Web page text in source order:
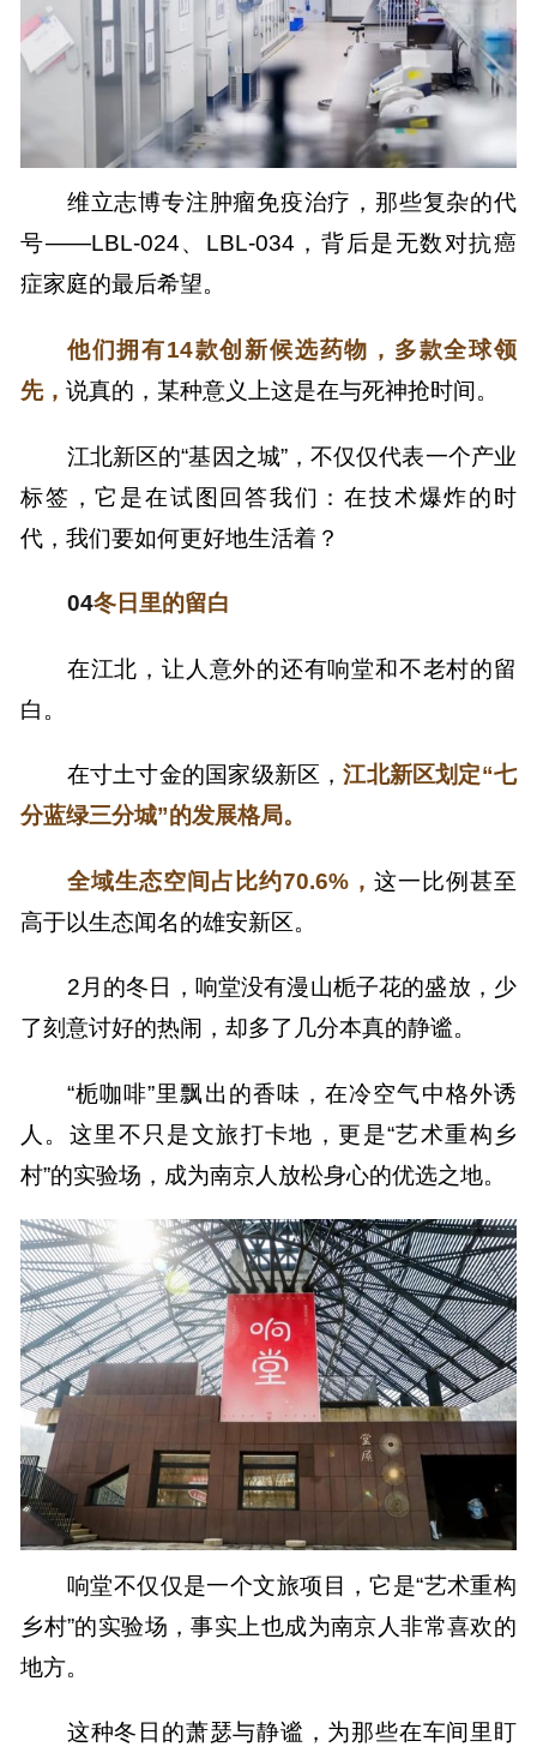
维立志博专注肿瘤免疫治疗，那些复杂的代
号——LBL-024、LBL-034，背后是无数对抗癌
症家庭的最后希望。
他们拥有14款创新候选药物，多款全球领
先，说真的，某种意义上这是在与死神抢时间。
江北新区的“基因之城”，不仅仅代表一个产业
标签，它是在试图回答我们：在技术爆炸的时
代，我们要如何更好地生活着？
04冬日里的留白
在江北，让人意外的还有响堂和不老村的留
白。
在寸土寸金的国家级新区，江北新区划定“七
分蓝绿三分城”的发展格局。
全域生态空间占比约70.6%， 这一比例甚至
高于以生态闻名的雄安新区。
2月的冬日，响堂没有漫山栀子花的盛放，少
了刻意讨好的热闹，却多了几分本真的静谧。
“栀咖啡”里飘出的香味，在冷空气中格外诱
人。这里不只是文旅打卡地，更是“艺术重构乡
村”的实验场，成为南京人放松身心的优选之地。
响堂不仅仅是一个文旅项目，它是“艺术重构
乡村”的实验场，事实上也成为南京人非常喜欢的
地方。
这种冬日的萧瑟与静谧，为那些在车间里盯